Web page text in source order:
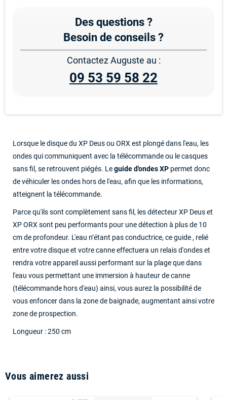
Des questions ?
Besoin de conseils ?
Contactez Auguste au :
09 53 59 58 22
Lorsque le disque du XP Deus ou ORX est plongé dans l'eau, les
ondes qui communiquent avec la télécommande ou le casques
sans fil, se retrouvent piégés. Leguide d'ondes XP permet donc
de véhiculer les ondes hors de l'eau, afin que les informations,
atteignent la télécommande.
Parce qu'ils sont complètement sans fil, les détecteur XP Deus et
XP ORX sont peu performants pour une détection à plus de 10
cm de profondeur. L'eau n’étant pas conductrice, ce guide , relié
entre votre disque et votre canne effectuera un relais d'ondes et
rendra votre appareil aussi performant sur la plage que dans
l'eau vous permettant une immersion à hauteur de canne
(télécommande hors d'eau) ainsi, vous aurez la possibilité de
vous enfoncer dans la zone de baignade, augmentant ainsi votre
zone de prospection.
Longueur : 250 cm
Vous aimerez aussi